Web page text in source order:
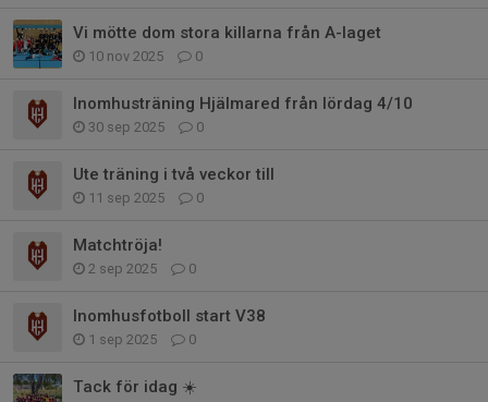
Vi mötte dom stora killarna från A-laget
10 nov 2025 0
Inomhusträning Hjälmared från lördag 4/10
30 sep 2025 0
Ute träning i två veckor till
11 sep 2025 0
Matchtröja!
2 sep 2025 0
Inomhusfotboll start V38
1 sep 2025 0
Tack för idag ☀️